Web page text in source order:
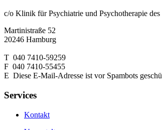
c/o Klinik für Psychiatrie und Psychotherapie
Martinistraße 52
20246 Hamburg
T 040 7410-59259
F 040 7410-55455
E Diese E-Mail-Adresse ist vor Spambots
Services
Kontakt